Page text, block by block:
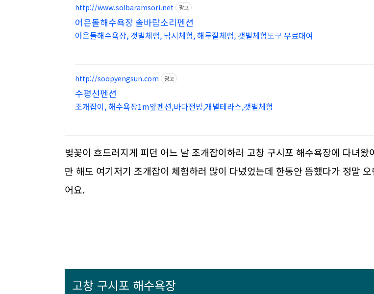
http://www.solbaramsori.net 광고
어은돌해수욕장 솔바람소리펜션
어은돌해수욕장, 갯벌체험, 낚시체험, 해루질체험, 갯벌체험도구 무료대여
http://soopyengsun.com 광고
수평선펜션
조개잡이, 해수욕장1m앞펜션,바다전망,개별테라스,갯벌체험
벚꽃이 흐드러지게 피던 어느 날 조개잡이하러 고창 구시포 해수욕장에 다녀왔
만 해도 여기저기 조개잡이 체험하러 많이 다녔었는데 한동안 뜸했다가 정말
어요.
고창 구시포 해수욕장